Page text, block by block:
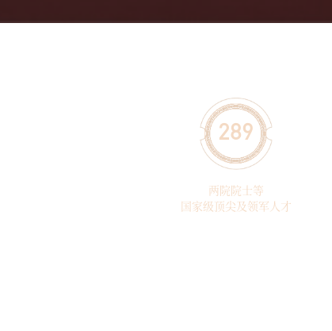
289
两院院士等
国家级顶尖及领军人才